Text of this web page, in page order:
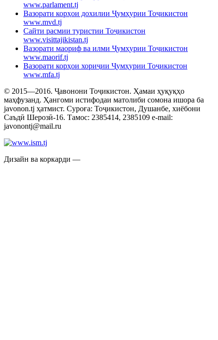
www.parlament.tj
Вазорати корҳои дохилии Ҷумҳурии Тоҷикистон
www.mvd.tj
Сайти расмии туристии Тоҷикистон
www.visittajikistan.tj
Вазорати маориф ва илми Ҷумҳурии Тоҷикистон
www.maorif.tj
Вазорати корҳои хориҷии Ҷумҳурии Тоҷикистон
www.mfa.tj
© 2015—2016. Ҷавонони Тоҷикистон. Ҳамаи ҳуқуқҳо
маҳфузанд. Ҳангоми истифодаи матолиби сомона ишора ба
javonon.tj ҳатмист. Суроға: Тоҷикистон, Душанбе, хиёбони
Саъдӣ Шерозӣ-16. Тамос: 2385414, 2385109 e-mail:
javonontj@mail.ru
Дизайн ва коркарди —